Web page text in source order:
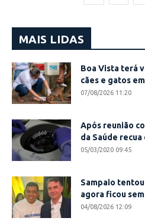
MAIS LIDAS
Boa Vista terá
cães e gatos
07/08/2026 11:20
Após reunião
da Saúde
05/03/2020 09:45
Sampaio
agora ficou
04/08/2026 12:09